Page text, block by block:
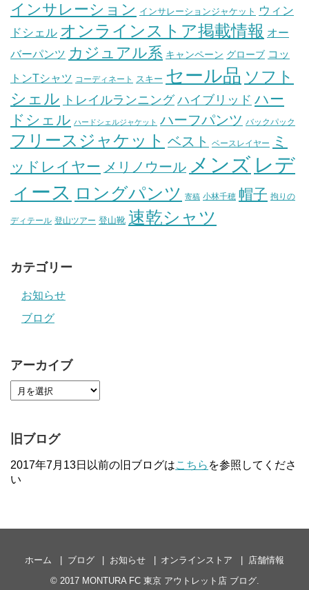
インサレーション インサレーションジャケット ウィン
ドシェル オンラインストア掲載情報 オー
バーパンツ カジュアル系 キャンペーン グローブ コッ
トンTシャツ コーディネート スキー セール品 ソフト
シェル トレイルランニング ハイブリッド ハー
ドシェル ハードシェルジャケット ハーフパンツ バックパック
フリースジャケット ベスト ベースレイヤー
ミ
ッドレイヤー メリノウール メンズ レデ
ィース ロングパンツ 寄稿 小林千穂 帽子 拘りの
ディテール 登山ツアー 登山靴 速乾シャツ
カテゴリー
お知らせ
ブログ
アーカイブ
旧ブログ
2017年7月13日以前の旧ブログはこちら を参照してくださ
い
ホーム ブログ お知らせ オンラインストア
店舗情報
© 2017 MONTURA FC 東京 アウトレット店 ブログ.